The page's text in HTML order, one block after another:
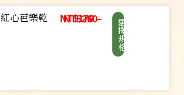
紅心芭樂乾 NT$170–
NT$260 選
擇
規
格